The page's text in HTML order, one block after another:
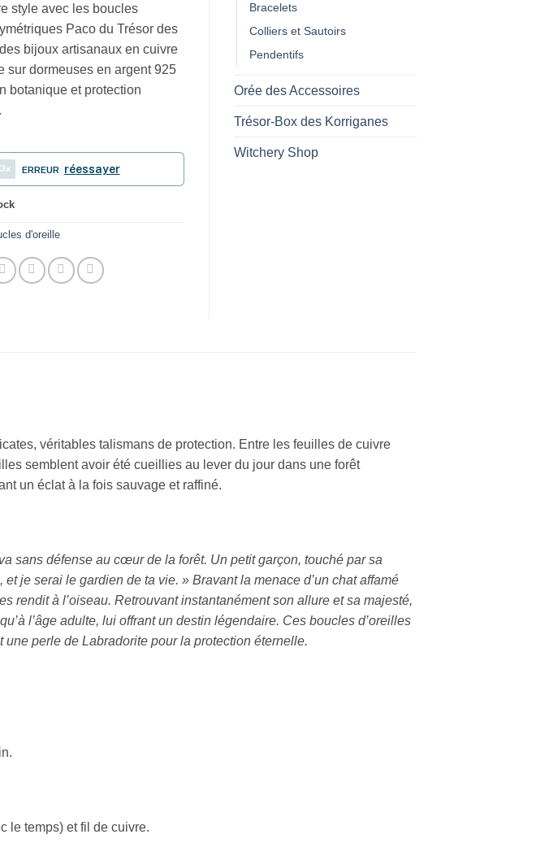
style avec les boucles
Paco du Trésor des
bijoux artisanaux en cuivre
sur dormeuses en argent 925
botanique et protection
3 ERREUR réessayer
d'oreille
Bracelets
Colliers et Sautoirs
Pendentifs
Orée des Accessoires
Trésor-Box des Korriganes
Witchery Shop
véritables talismans de protection. Entre les feuilles de cuivre
semblent avoir été cueillies au lever du jour dans une forêt
un éclat à la fois sauvage et raffiné.
sans défense au cœur de la forêt. Un petit garçon, touché par sa
je serai le gardien de ta vie. » Bravant la menace d’un chat affamé
rendit à l’oiseau. Retrouvant instantanément son allure et sa majesté,
l’âge adulte, lui offrant un destin légendaire. Ces boucles d’oreilles
perle de Labradorite pour la protection éternelle.
le temps) et fil de cuivre.